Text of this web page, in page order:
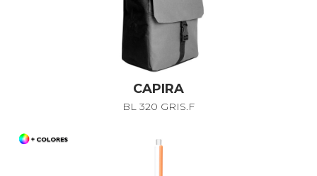
CAPIRA
BL 320 GRIS.F